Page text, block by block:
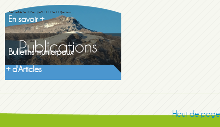
En savoir +
Bulletins municipaux
Découvrez les...
En savoir +
+ d'Articles
Haut de page